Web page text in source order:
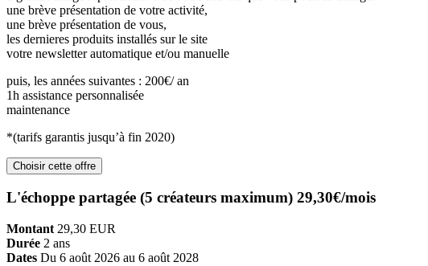
une brève présentation de votre activité,
une brève présentation de vous,
les dernieres produits installés sur le site
votre newsletter automatique et/ou manuelle
puis, les années suivantes : 200€/ an
1h assistance personnalisée
maintenance
*(tarifs garantis jusqu’à fin 2020)
Choisir cette offre
L'échoppe partagée (5 créateurs maximum) 29,30€/mois
Montant 29,30 EUR
Durée 2 ans
Dates Du 6 août 2026 au 6 août 2028